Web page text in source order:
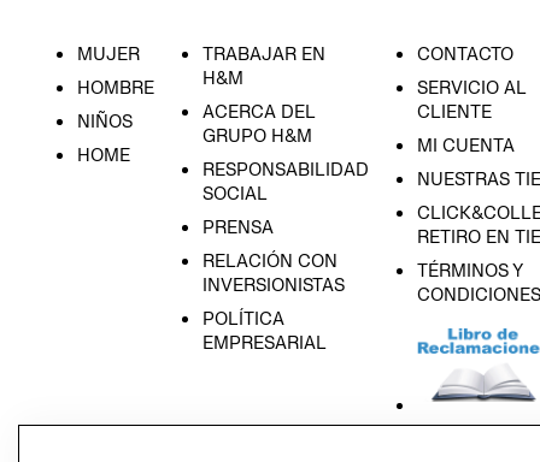
MUJER
HOMBRE
NIÑOS
HOME
TRABAJAR EN
H&M
ACERCA DEL
GRUPO H&M
RESPONSABILIDAD
SOCIAL
PRENSA
RELACIÓN CON
INVERSIONISTAS
POLÍTICA
EMPRESARIAL
CONTACTO
SERVICIO AL
CLIENTE
MI CUENTA
NUESTRAS
RETIRO EN
TÉRMINOS Y
CONDICIONES